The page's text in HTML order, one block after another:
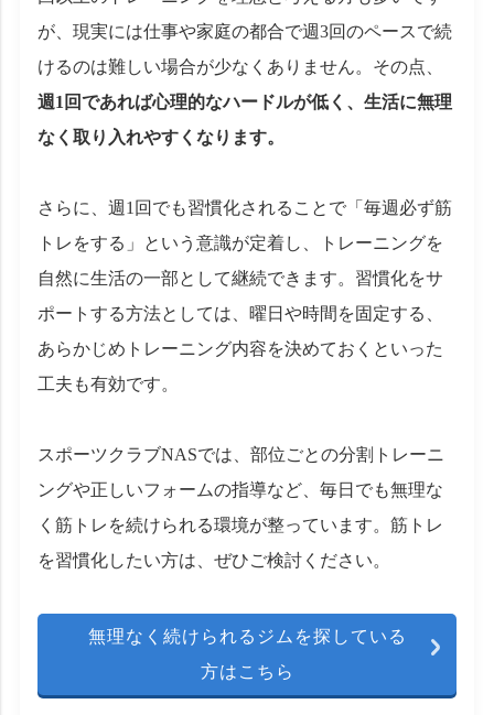
が、現実には仕事や家庭の都合で週3回のペースで続
けるのは難しい場合が少なくありません。その点、
週1回であれば心理的なハードルが低く、生活に無理
なく取り入れやすくなります。
さらに、週1回でも習慣化されることで「毎週必ず筋
トレをする」という意識が定着し、トレーニングを
自然に生活の一部として継続できます。習慣化をサ
ポートする方法としては、曜日や時間を固定する、
あらかじめトレーニング内容を決めておくといった
工夫も有効です。
スポーツクラブNASでは、部位ごとの分割トレーニ
ングや正しいフォームの指導など、毎日でも無理な
く筋トレを続けられる環境が整っています。筋トレ
を習慣化したい方は、ぜひご検討ください。
無理なく続けられるジムを探している
方はこちら